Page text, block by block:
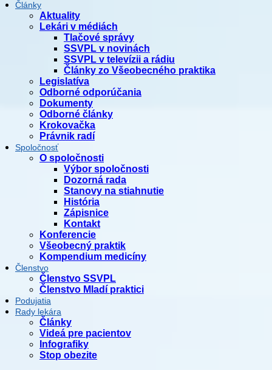
Články
Aktuality
Lekári v médiách
Tlačové správy
SSVPL v novinách
SSVPL v televízii a rádiu
Články zo Všeobecného praktika
Legislatíva
Odborné odporúčania
Dokumenty
Odborné články
Krokovačka
Právnik radí
Spoločnosť
O spoločnosti
Výbor spoločnosti
Dozorná rada
Stanovy na stiahnutie
História
Zápisnice
Kontakt
Konferencie
Všeobecný praktik
Kompendium medicíny
Členstvo
Členstvo SSVPL
Členstvo Mladí praktici
Podujatia
Rady lekára
Články
Videá pre pacientov
Infografiky
Stop obezite